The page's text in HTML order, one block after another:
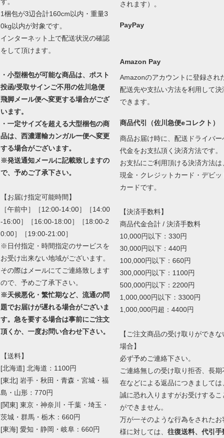
1梱包が3辺合計160cm以内・重量3
0kg以内が対象です。
インターネット上で配送状況の確認
をして頂けます。
・小型梱包が可能な商品は、ポスト
投函/受取サインご不用の佐川急便
飛脚メール便へ変更する場合がござ
います。
・一定サイズを超える大型梱包の商
品は、西濃運輸カンガルー便へ変更
する場合がございます。
※発送通知メールに記載致しますの
で、予めご了承下さい。
【お届け指定可能時間】
［午前中］［12:00-14:00］［14:00
-16:00］［16:00-18:00］［18:00-2
0:00］［19:00-21:00］
※日付指定・時間指定のサービスを
お受け出来ない地域がございます。
その際はメールにてご連絡致します
ので、予めご了承下さい。
※天候悪化・繁忙期など、流通の問
題でお届けが遅れる場合がございま
す。急を要する場合は事前にご注文
頂くか、一度お問い合わせ下さい。
【送料】
[北海道] 北海道：1100円
[東北] 岩手・秋田・青森・宮城・福
島・山形：770円
[関東] 東京・神奈川・千葉・埼玉・
茨城・群馬・栃木：660円
[東海] 愛知・静岡・岐阜：660円
されます）。
PayPay
Amazon Pay
Amazonのアカウントに登録され
配送先や支払い方法を利用して決
できます。
商品代引（佐川急便eコレクト）
商品お届け時に、配送ドライバー
代金をお支払頂く決済方法です。
お支払にご利用頂ける決済方法は
現金・クレジットカード・デビッ
カードです。
【決済手数料】
商品代金合計 / 決済手数料
10,000円以下：330円
30,000円以下：440円
100,000円以下：660円
300,000円以下：1100円
500,000円以下：2200円
1,000,000円以下：3300円
1,000,000円超：4400円
【ご注文商品の受け取りができな
場合】
必ず予めご連絡下さい。
ご連絡無しの受け取り拒否、長期
在などによる返品につきましては
誠に恐れ入りますがお受けするこ
ができません。
万が一そのような行為をされたお
様に対しては、 往復送料、代引手